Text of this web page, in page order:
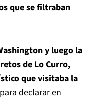
que se filtraban
y luego la
de Lo Curro,
que visitaba la
declarar en